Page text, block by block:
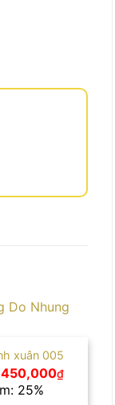
xuân 005
Giá
gốc
là:
450,000₫Giá
25%